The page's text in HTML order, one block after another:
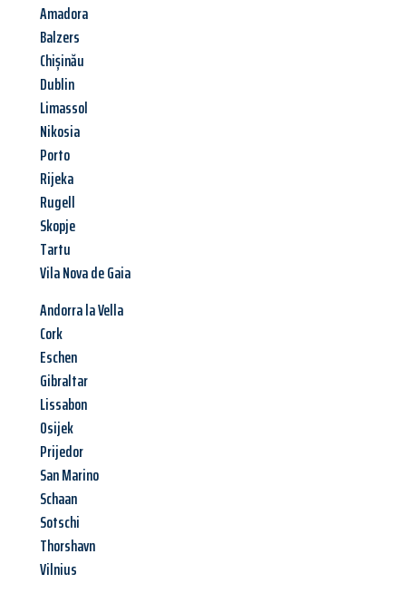
Amadora
Balzers
Chișinău
Dublin
Limassol
Nikosia
Porto
Rijeka
Rugell
Skopje
Tartu
Vila Nova de Gaia
Andorra la Vella
Cork
Eschen
Gibraltar
Lissabon
Osijek
Prijedor
San Marino
Schaan
Sotschi
Thorshavn
Vilnius